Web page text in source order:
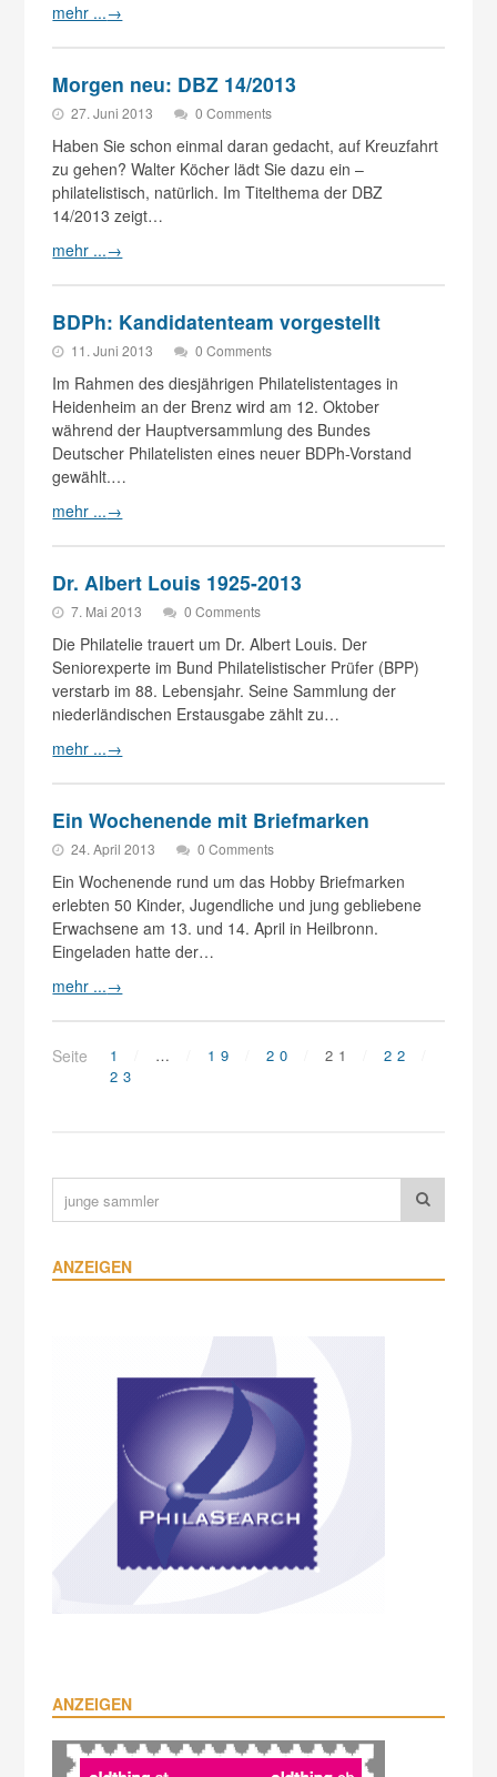
mehr ...→
Morgen neu: DBZ 14/2013
27. Juni 2013 0 Comments
Haben Sie schon einmal daran gedacht, auf Kreuzfahrt
zu gehen? Walter Köcher lädt Sie dazu ein –
philatelistisch, natürlich. Im Titelthema der DBZ
14/2013 zeigt…
mehr ...→
BDPh: Kandidatenteam vorgestellt
11. Juni 2013 0 Comments
Im Rahmen des diesjährigen Philatelistentages in
Heidenheim an der Brenz wird am 12. Oktober
während der Hauptversammlung des Bundes
Deutscher Philatelisten eines neuer BDPh-Vorstand
gewählt.…
mehr ...→
Dr. Albert Louis 1925-2013
7. Mai 2013 0 Comments
Die Philatelie trauert um Dr. Albert Louis. Der
Seniorexperte im Bund Philatelistischer Prüfer (BPP)
verstarb im 88. Lebensjahr. Seine Sammlung der
niederländischen Erstausgabe zählt zu…
mehr ...→
Ein Wochenende mit Briefmarken
24. April 2013 0 Comments
Ein Wochenende rund um das Hobby Briefmarken
erlebten 50 Kinder, Jugendliche und jung gebliebene
Erwachsene am 13. und 14. April in Heilbronn.
Eingeladen hatte der…
mehr ...→
Seite 1 … 19 20 21
22
23
ANZEIGEN
ANZEIGEN